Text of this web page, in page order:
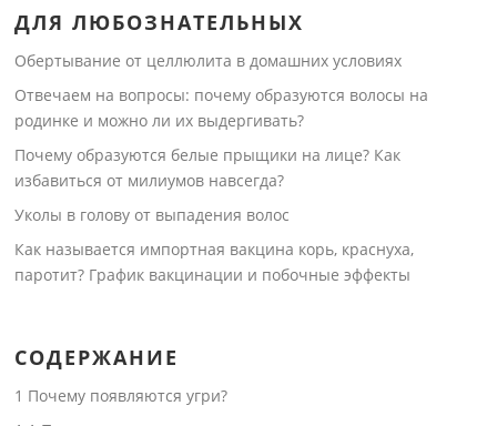
ДЛЯ ЛЮБОЗНАТЕЛЬНЫХ
Обертывание от целлюлита в домашних условиях
Отвечаем на вопросы: почему образуются волосы на
родинке и можно ли их выдергивать?
Почему образуются белые прыщики на лице? Как
избавиться от милиумов навсегда?
Уколы в голову от выпадения волос
Как называется импортная вакцина корь, краснуха,
паротит? График вакцинации и побочные эффекты
СОДЕРЖАНИЕ
1 Почему появляются угри?